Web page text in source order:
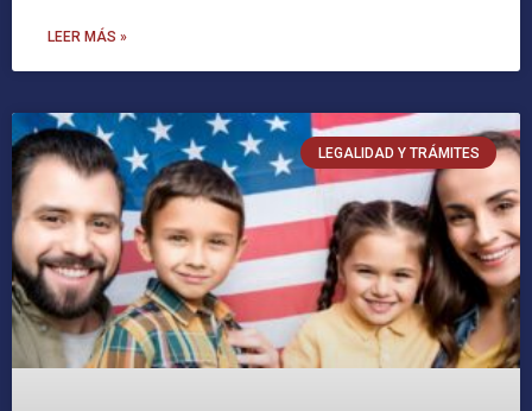
LEER MÁS »
LEGALIDAD Y TRÁMITES